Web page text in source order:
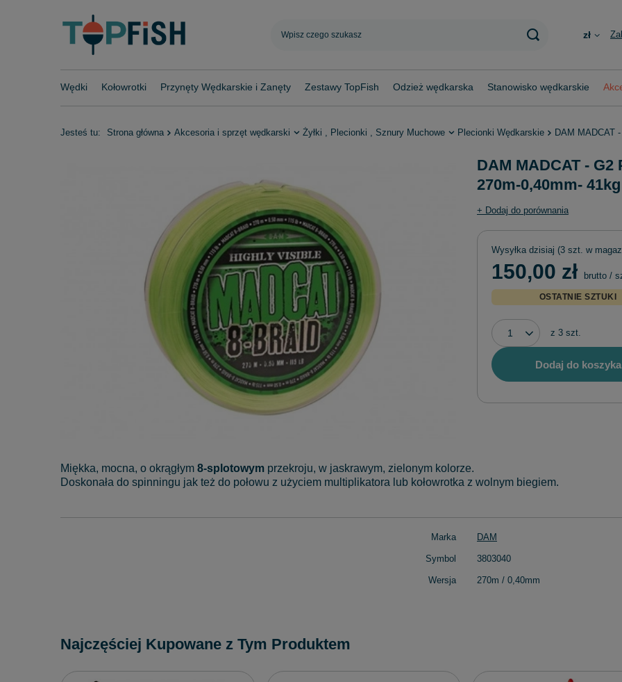
zł
Wędki Kołowrotki Przynęty Wędkarskie i Zanęty Zestawy TopFish Odzież wędkarska Stanowisko wędkarskie
Jesteś tu: Strona główna Akcesoria i sprzęt wędkarski Żyłki , Plecionki , Sznury Muchowe Plecionki Wędkarskie DAM MADCAT
DAM MADCAT -
270m-0,40mm- 41kg
+ Dodaj do porównania
Wysyłka dzisiaj (3 szt. w
150,00 zł brutto /
OSTATNIE SZTUKI
z 3 szt.
Dodaj do koszyka
Miękka, mocna, o okrągłym 8-splotowym przekroju, w jaskrawym, zielonym kolorze.
Doskonała do spinningu jak też do połowu z użyciem multiplikatora lub kołowrotka z wolnym biegiem.
Marka DAM
Symbol 3803040
Wersja 270m / 0,40mm
Najczęściej Kupowane z Tym Produktem